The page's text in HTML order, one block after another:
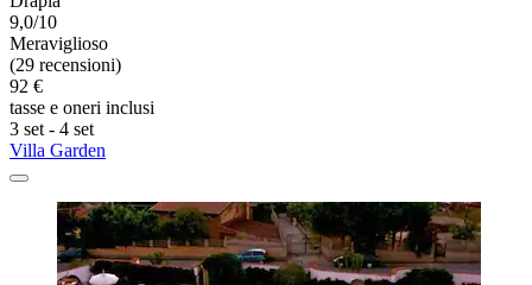
9,0/10
Meraviglioso
(29 recensioni)
92 €
tasse e oneri inclusi
3 set - 4 set
Villa Garden